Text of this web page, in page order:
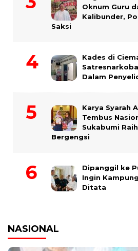
Oknum Guru
Kalibunder,
Saksi
Kades di
Dalam
Karya Syarah
Tembus
Sukabumi
Bergengsi
Dipanggil ke
Ingin
Ditata
NASIONAL